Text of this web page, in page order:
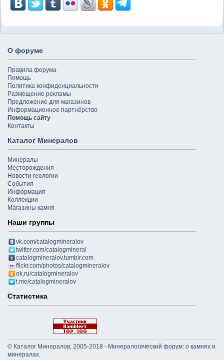
О форуме
Правила форума
Помощь
Политика конфиденциальности
Размещение рекламы
Предложение для магазинов
Информационное партнёрство
Помощь сайту
Контакты
Каталог Минералов
Минералы
Месторождения
Новости геологии
События
Информация
Коллекции
Магазины камня
Наши группы
vk.com/catalogmineralov
twitter.com/catalogmineral
catalogmineralov.tumblr.com
flickr.com/photos/catalogmineralov
ok.ru/catalogmineralov
t.me/catalogmineralov
Статистика
© Каталог Минералов, 2005-2018 - Минералогический форум: о камнях и
минералах